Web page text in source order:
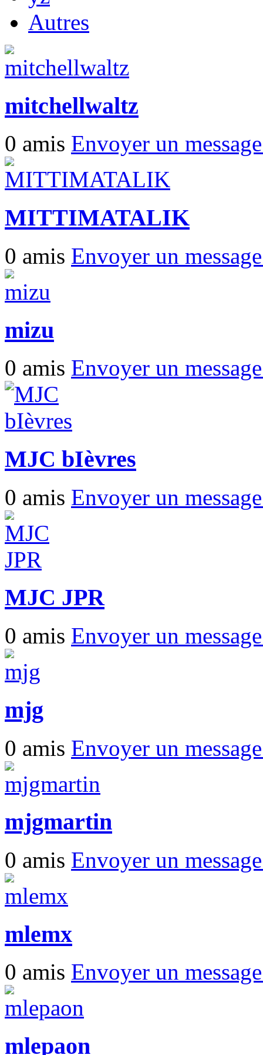
Autres
mitchellwaltz
0 amis Envoyer un
MITTIMATALIK
0 amis Envoyer un
mizu
0 amis Envoyer un
MJC bIèvres
0 amis Envoyer un
MJC JPR
0 amis Envoyer un
mjg
0 amis Envoyer un
mjgmartin
0 amis Envoyer un
mlemx
0 amis Envoyer un
mlepaon